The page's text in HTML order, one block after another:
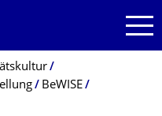
BeWISE